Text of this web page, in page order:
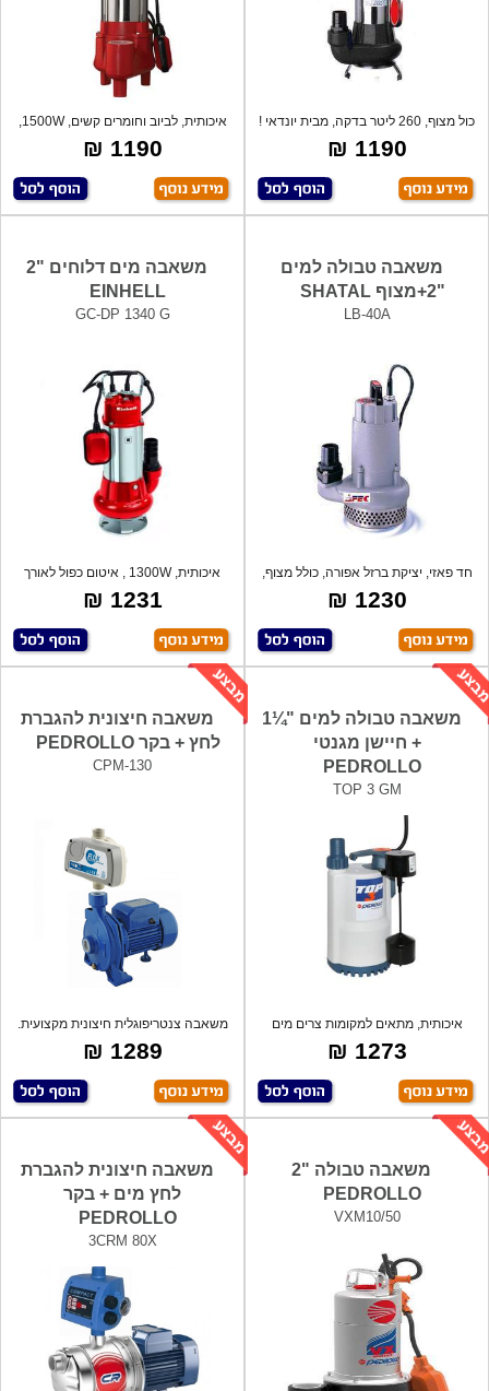
כול מצוף, 260 ליטר בדקה, מבית יונדאי !
1190 ₪
איכותית, לביוב וחומרים קשים, 1500W,
גובה
1190 ₪
משאבה טבולה למים
"2+מצוף SHATAL
LB-40A
חד פאזי, יציקת ברזל אפורה, כולל מצוף,
,ת
1230 ₪
משאבה מים דלוחים "2
EINHELL
GC-DP 1340 G
איכותית, 1300W , איטום כפול לאורך
חיים א
1231 ₪
משאבה טבולה למים "¼1
+ חיישן מגנטי
PEDROLLO
TOP 3 GM
איכותית, מתאים למקומות צרים מים
נקיים לל
1273 ₪
משאבה חיצונית להגברת
לחץ + בקר PEDROLLO
CPM-130
משאבה צנטריפוגלית חיצונית מקצועית.
גוף-
1289 ₪
משאבה טבולה "2
PEDROLLO
VXM10/50
משאבה חיצונית להגברת
לחץ מים + בקר
PEDROLLO
3CRM 80X